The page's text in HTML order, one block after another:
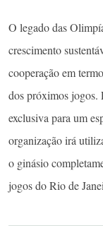
O legado das
crescimento
cooperação em
dos próximos jogos.
exclusiva para um
organização irá
o ginásio
jogos do Rio de